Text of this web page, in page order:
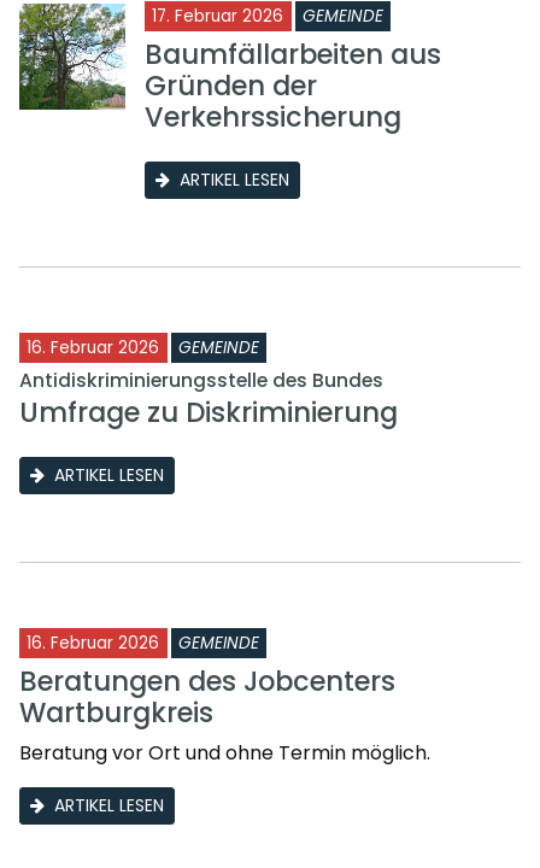
17. Februar 2026 GEMEINDE
Baumfällarbeiten aus
Gründen der
Verkehrssicherung
ARTIKEL LESEN
16. Februar 2026 GEMEINDE
Antidiskriminierungsstelle des Bundes
Umfrage zu Diskriminierung
ARTIKEL LESEN
16. Februar 2026 GEMEINDE
Beratungen des Jobcenters
Wartburgkreis
Beratung vor Ort und ohne Termin möglich.
ARTIKEL LESEN